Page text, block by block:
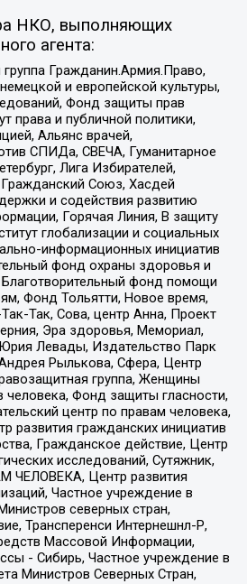
НКО, выполняющих
агента:
Гражданин.Армия.Право,
и европейской культуры,
Фонд защиты прав
права и публичной политики,
Альянс врачей,
СПИДа, СВЕЧА, Гуманитарное
Лига Избирателей,
Союз, Хасдей
и содействия развитию
Горячая Линия, В защиту
глобализации и социальных
информационных инициатив
фонд охраны здоровья и
фонд помощи
Фонд Тольятти, Новое время,
Так, Сова, центр Анна, Проект
Эра здоровья, Мемориал,
Левады, Издательство Парк
Рылькова, Сфера, Центр
группа, Женщины
человека, Фонд защиты гласности,
центр по правам человека,
развития гражданских инициатив
Гражданское действие, Центр
исследований, Сутяжник,
Центр развития
Частное учреждение в
северных стран,
Трансперенси Интернешнл-Р,
Массовой Информации,
- Сибирь, Частное учреждение в
Министров Северных Стран,